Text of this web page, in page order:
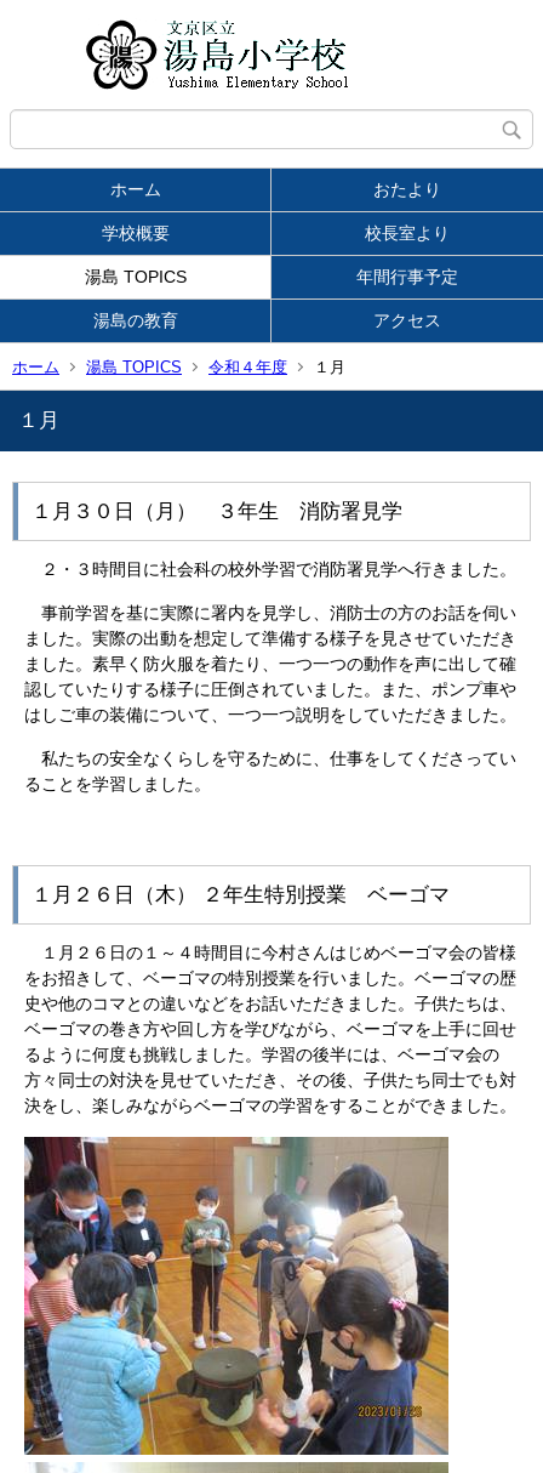
ホーム おたより
学校概要 校長室より
湯島 TOPICS 年間行事予定
湯島の教育 アクセス
ホーム 湯島 TOPICS 令和４年度 １月
１月
１月３０日（月） ３年生 消防署見学
２・３時間目に社会科の校外学習で消防署見学へ行きました。
事前学習を基に実際に署内を見学し、消防士の方のお話を伺い
ました。実際の出動を想定して準備する様子を見させていただき
ました。素早く防火服を着たり、一つ一つの動作を声に出して確
認していたりする様子に圧倒されていました。また、ポンプ車や
はしご車の装備について、一つ一つ説明をしていただきました。
私たちの安全なくらしを守るために、仕事をしてくださってい
ることを学習しました。​
１月２６日（木） ２年生特別授業 ベーゴマ
１月２６日の１～４時間目に今村さんはじめベーゴマ会の皆様
をお招きして、ベーゴマの特別授業を行いました。ベーゴマの歴
史や他のコマとの違いなどをお話いただきました。子供たちは、
ベーゴマの巻き方や回し方を学びながら、ベーゴマを上手に回せ
るように何度も挑戦しました。学習の後半には、ベーゴマ会の
方々同士の対決を見せていただき、その後、子供たち同士でも対
決をし、楽しみながらベーゴマの学習をすることができました。